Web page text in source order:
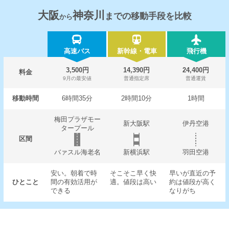
大阪から神奈川 までの移動手段を比較
高速バス 新幹線・電車 飛行機
料金 3,500円
9月の最安値
14,390円
普通指定席
24,400円
普通運賃
移動時間 6時間35分 2時間10分 1時間
区間
梅田プラザモー
タープール
新大阪駅 伊丹空港
バァスル海老名 新横浜駅 羽田空港
ひとこと
安い。朝着で時
間の有効活用が
できる
そこそこ早く快
適。値段は高い
早いが直近の予
約は値段が高く
なりがち